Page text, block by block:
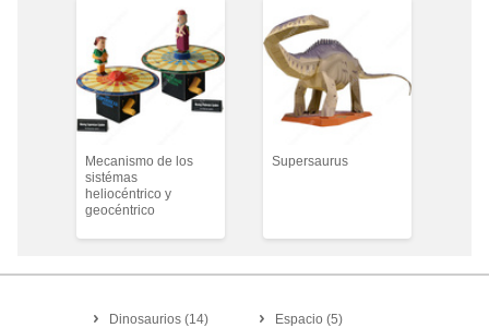
Mecanismo de los
sistémas
heliocéntrico y
geocéntrico
Supersaurus
Dinosaurios (14) Espacio (5)